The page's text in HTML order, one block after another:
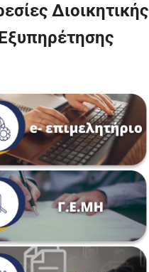
Διοικητικής